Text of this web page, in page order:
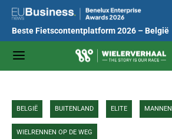
Beste Fietscontentplatform 2026 – België
BELGIË BUITENLAND ELITE MANNEN
WIELRENNEN OP DE WEG